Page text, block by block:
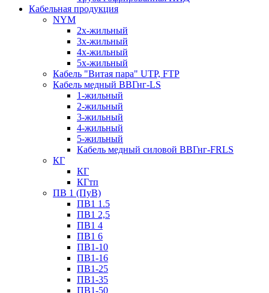
Кабельная продукция
NYM
2х-жильный
3х-жильный
4х-жильный
5х-жильный
Кабель "Витая пара" UTP, FTP
Кабель медный ВВГнг-LS
1-жильный
2-жильный
3-жильный
4-жильный
5-жильный
Кабель медный силовой ВВГнг-FRLS
КГ
КГ
КГтп
ПВ 1 (ПуВ)
ПВ1 1.5
ПВ1 2,5
ПВ1 4
ПВ1 6
ПВ1-10
ПВ1-16
ПВ1-25
ПВ1-35
ПВ1-50